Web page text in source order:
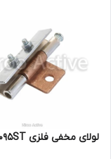
لولای مخفی فلزی 095ST